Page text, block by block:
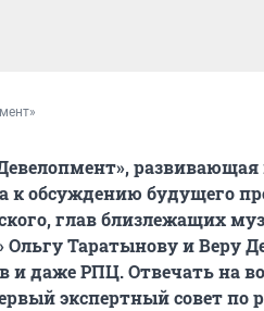
развивающая
обсуждению будущего
глав близлежащих
Ольгу Таратынову и Веру
и даже РПЦ. Отвечать на
экспертный совет по